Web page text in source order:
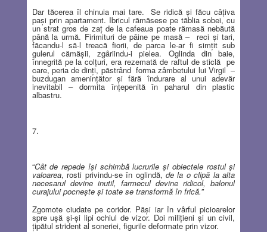
Dar tăcerea îl chinuia mai tare.
Se ridică şi făcu câţiva
paşi prin apartament. Ibricul rămăsese pe tăblia sobei, cu
un strat gros de zaţ de la cafeaua poate rămasă nebăută
până la urmă. Firimituri de pâine pe masă – reci şi tari,
făcandu-l să-l treacă fiorii, de parca le-ar fi simţit sub
gulerul cămăşii, zgâriindu-i pielea. Oglinda din baie,
înnegrită pe la colţuri, era rezemată de raftul de sticlă pe
care, peria de dinţi, păstrând forma zâmbetului lui Virgil –
buzdugan ameninţător şi fără îndurare al unui adevăr
inevitabil – dormita înţepenită în paharul din plastic
albastru.
7.
“Cât de repede îşi schimbă lucrurile şi obiectele rostul şi
valoarea, rosti privindu-se în oglindă,de la o clipă la alta
necesarul devine inutil, farmecul devine ridicol, balonul
curajului pocneşte şi toate se transformă în frică.”
Zgomote ciudate pe coridor. Păşi iar în vârful picioarelor
spre uşă şi-şi lipi ochiul de vizor. Doi miliţieni şi un civil,
ţipătul strident al soneriei, figurile deformate prin vizor.